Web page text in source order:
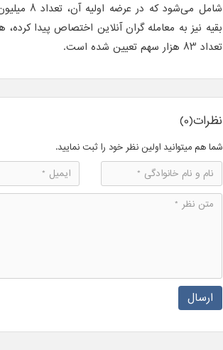
بقیه نیز به معامله گران آنلاین اختصاص پیدا
تعداد 83 هزار سهم تعیین شده است.
نظرات(0)
شما هم میتوانید اولین نظر خود را ثبت نمایید.
ارسال